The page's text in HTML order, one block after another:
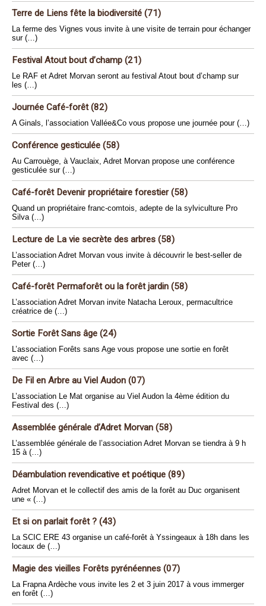
Terre de Liens fête la biodiversité (71)
La ferme des Vignes vous invite à une visite de terrain pour échanger
sur (…)
Festival Atout bout d’champ (21)
Le RAF et Adret Morvan seront au festival Atout bout d’champ sur
les (…)
Journée Café-forêt (82)
A Ginals, l’association Vallée&Co vous propose une journée pour (…)
Conférence gesticulée (58)
Au Carrouège, à Vauclaix, Adret Morvan propose une conférence
gesticulée sur (…)
Café-forêt Devenir propriétaire forestier (58)
Quand un propriétaire franc-comtois, adepte de la sylviculture Pro
Silva (…)
Lecture de La vie secrète des arbres (58)
L’association Adret Morvan vous invite à découvrir le best-seller de
Peter (…)
Café-forêt Permaforêt ou la forêt jardin (58)
L’association Adret Morvan invite Natacha Leroux, permacultrice
créatrice de (…)
Sortie Forêt Sans âge (24)
L’association Forêts sans Age vous propose une sortie en forêt
avec (…)
De Fil en Arbre au Viel Audon (07)
L’association Le Mat organise au Viel Audon la 4ème édition du
Festival des (…)
Assemblée générale d’Adret Morvan (58)
L’assemblée générale de l’association Adret Morvan se tiendra à 9 h
15 à (…)
Déambulation revendicative et poétique (89)
Adret Morvan et le collectif des amis de la forêt au Duc organisent
une « (…)
Et si on parlait forêt ? (43)
La SCIC ERE 43 organise un café-forêt à Yssingeaux à 18h dans les
locaux de (…)
Magie des vieilles Forêts pyrénéennes (07)
La Frapna Ardèche vous invite les 2 et 3 juin 2017 à vous immerger
en forêt (…)